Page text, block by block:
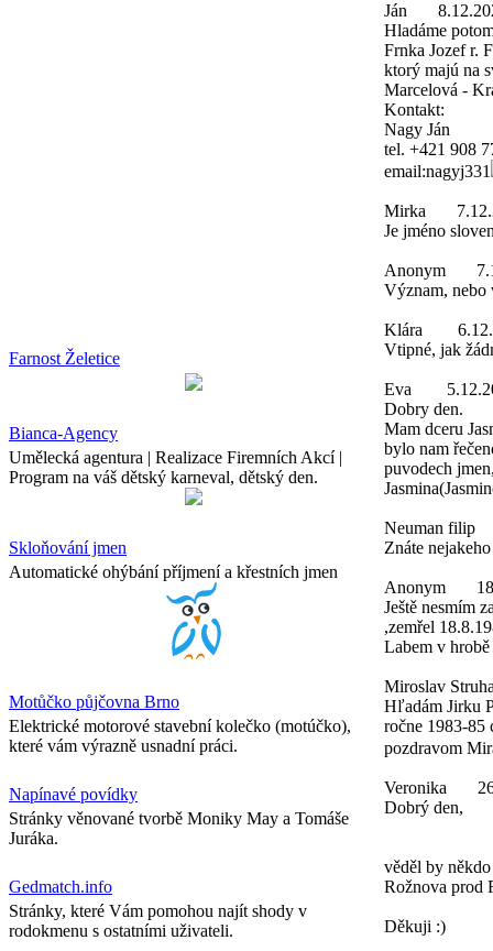
Farnost Želetice
Bianca-Agency
Umělecká agentura | Realizace Firemních Akcí |
Program na váš dětský karneval, dětský den.
Skloňování jmen
Automatické ohýbání příjmení a křestních jmen
Motůčko půjčovna Brno
Elektrické motorové stavební kolečko (motúčko),
které vám výrazně usnadní práci.
Napínavé povídky
Stránky věnované tvorbě Moniky May a Tomáše
Juráka.
Gedmatch.info
Stránky, které Vám pomohou najít shody v
rodokmenu s ostatními uživateli.
Ján
Hladáme
Frnka Jozef r.
ktorý majú na
Marcelová -
Kontakt:
Nagy Ján
tel. +421 908
email:nagyj331
Mirka
Je jméno
Anonym
Význam, nebo
Klára
Vtipné, jak
Eva
Dobry den.
Mam dceru
bylo nam
puvodech
Neuman filip
Znáte
Anonym
Ještě nesmím
,zemřel
Labem v
Miroslav
Hľadám Jirku
ročne 1983-85
pozdravom
Veronika
Dobrý den,
věděl by
Rožnova prod
Děkuji :)